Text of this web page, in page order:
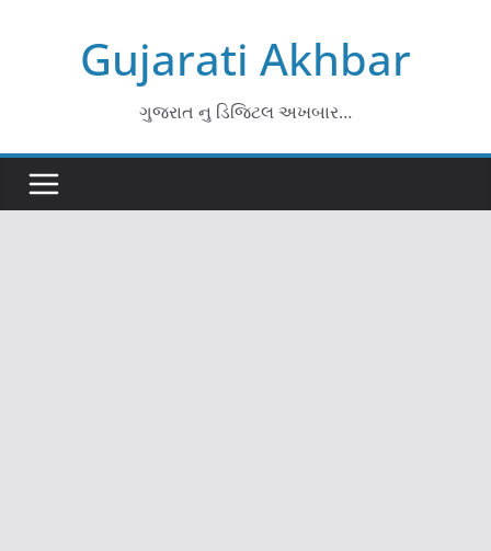
Gujarati Akhbar
ગુજરાત નુ ડિજિટલ અખબાર…